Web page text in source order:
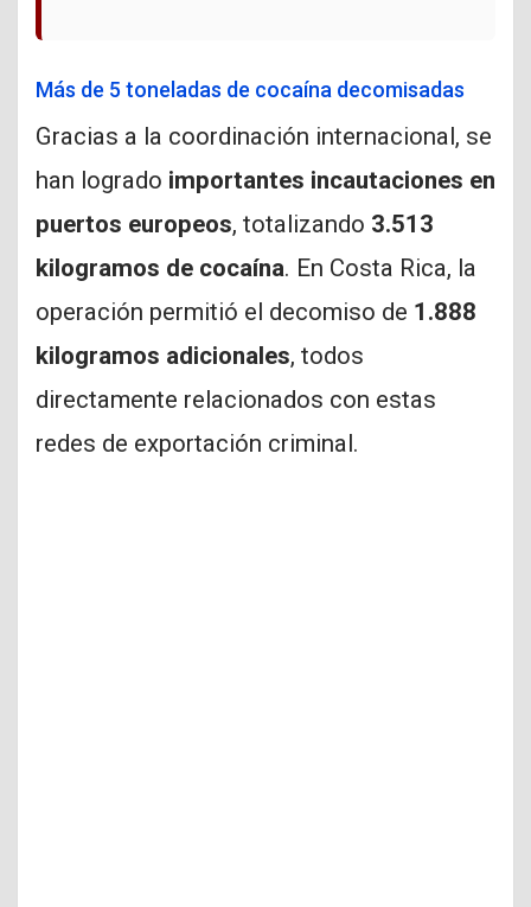
Más de 5 toneladas de cocaína decomisadas
Gracias a la coordinación internacional, se
han logrado importantes incautaciones en
puertos europeos, totalizando 3.513
kilogramos de cocaína. En Costa Rica, la
operación permitió el decomiso de 1.888
kilogramos adicionales, todos
directamente relacionados con estas
redes de exportación criminal.